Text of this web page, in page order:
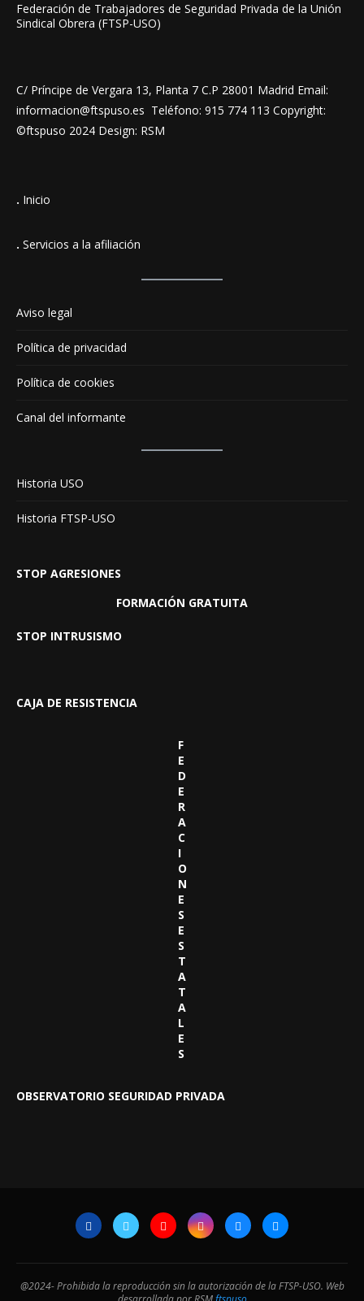
Federación de Trabajadores de Seguridad Privada de la Unión
Sindical Obrera (FTSP-USO)
C/ Príncipe de Vergara 13, Planta 7 C.P 28001 Madrid Email:
informacion@ftspuso.es Teléfono: 915 774 113 Copyright:
©ftspuso 2024 Design: RSM
. Inicio
. Servicios a la afiliación
Aviso legal
Política de privacidad
Política de cookies
Canal del informante
Historia USO
Historia FTSP-USO
STOP AGRESIONES
FORMACIÓN GRATUITA
STOP INTRUSISMO
CAJA DE RESISTENCIA
F
E
D
E
R
A
C
I
O
N
E
S
E
S
T
A
T
A
L
E
S
OBSERVATORIO SEGURIDAD PRIVADA
@2024- Prohibida la reproducción sin la autorización de la FTSP-USO. Web